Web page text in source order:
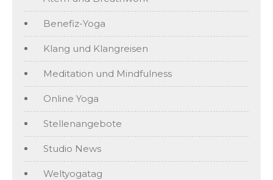
Benefiz-Yoga
Klang und Klangreisen
Meditation und Mindfulness
Online Yoga
Stellenangebote
Studio News
Weltyogatag